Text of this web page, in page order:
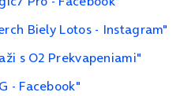
Biely Lotos - Instagram"
s O2 Prekvapeniami"
- Facebook"